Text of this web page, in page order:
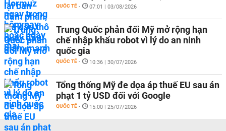
QUỐC TẾ - 07:01 | 03/08/2026
Trung Quốc phản đối Mỹ mở rộng hạn
chế nhập khẩu robot vì lý do an ninh
quốc gia
QUỐC TẾ - 10:36 | 30/07/2026
Tổng thống Mỹ đe dọa áp thuế EU sau án
phạt 1 tỷ USD đối với Google
QUỐC TẾ - 15:00 | 25/07/2026